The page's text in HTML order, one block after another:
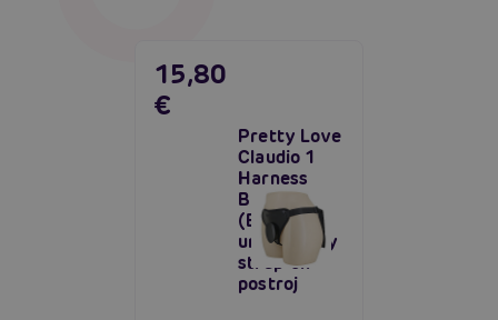
Pretty Love
Claudio 1
Harness
Briefs
(Black),
univerzálny
strap-on
postroj
15,80
€